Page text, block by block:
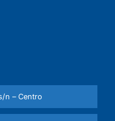
n – Centro